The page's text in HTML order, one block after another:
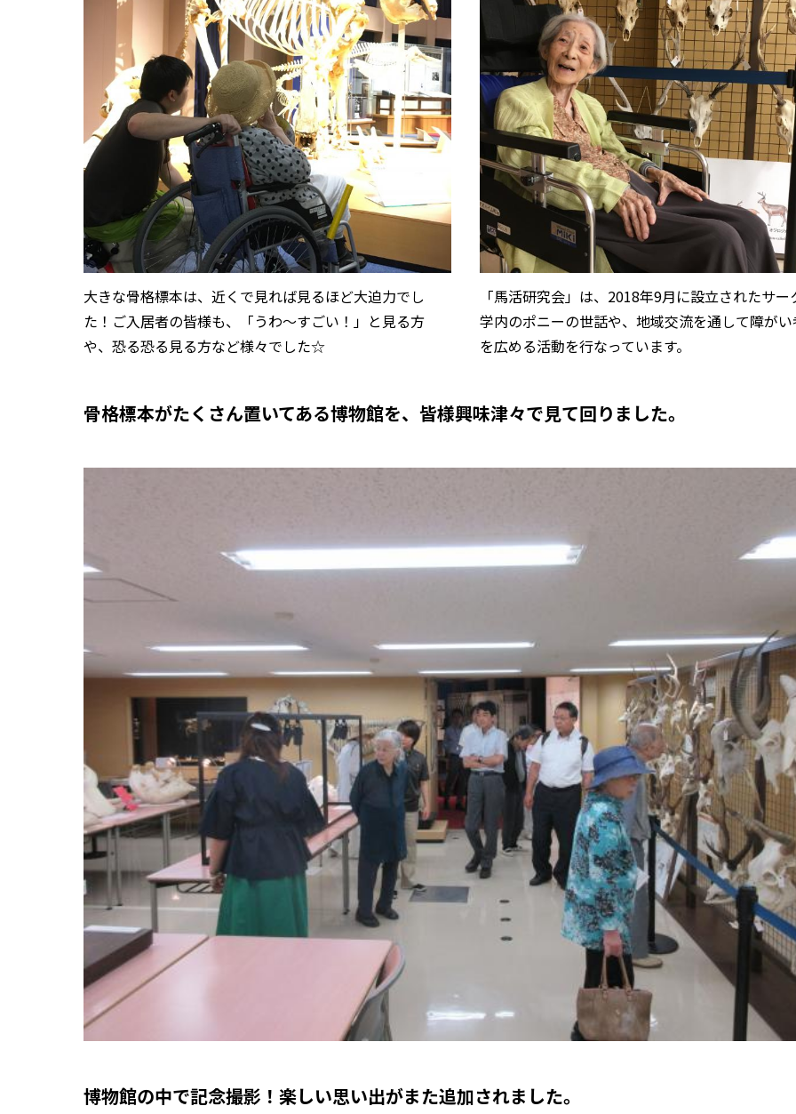
大きな骨格標本は、近くで見れば見るほど大迫力でし
た！ご入居者の皆様も、「うわ〜すごい！」と見る方
や、恐る恐る見る方など様々でした☆
「馬活研究会」は、2018年9月に設立されたサー
学内のポニーの世話や、地域交流を通して障が
を広める活動を行なっています。
骨格標本がたくさん置いてある博物館を、皆様興味津々で見て回りました。
博物館の中で記念撮影！楽しい思い出がまた追加されました。